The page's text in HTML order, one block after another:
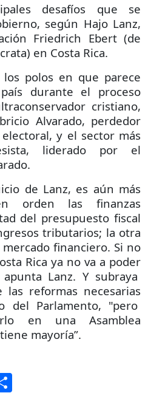
desafíos que se
según Hajo Lanz,
Friedrich Ebert (de
en Costa Rica.
polos en que parece
durante el proceso
cristiano,
Alvarado, perdedor
y el sector más
liderado por el
de Lanz, es aún más
orden las finanzas
del presupuesto fiscal
tributarios; la otra
financiero. Si no
Rica ya no va a poder
Lanz. Y subraya
reformas necesarias
del Parlamento, "pero
en una Asamblea
mayoría”.
se reunirán en Singapur
Récord de incautaciones de